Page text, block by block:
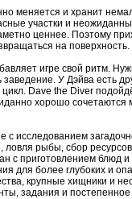
меняется и хранит
участки и
ценнее. Поэтому
на поверхность.
игре свой ритм.
заведение. У Дэйва есть
Dave the Diver
хорошо сочетаются
с исследованием
ловля рыбы, сбор ресурсов
с приготовлением блюд
для более глубоких и
крупные хищники и
задания и